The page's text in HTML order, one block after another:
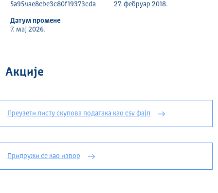
5a954ae8cbe3c80f19373cda
27. фебруар 2018.
Датум промене
7. мај 2026.
Акције
Преузети листу скупова података као csv фајл
Придружи се као извор